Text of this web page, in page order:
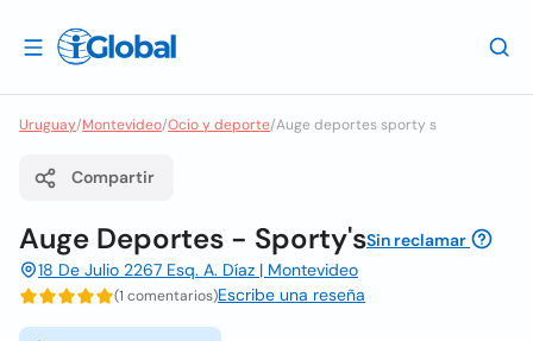
Uruguay/Montevideo/Ocio y deporte/Auge deportes sporty s
Compartir
Auge Deportes - Sporty'sSin reclamar
18 De Julio 2267 Esq. A. Díaz | Montevideo
(1 comentarios)Escribe una reseña